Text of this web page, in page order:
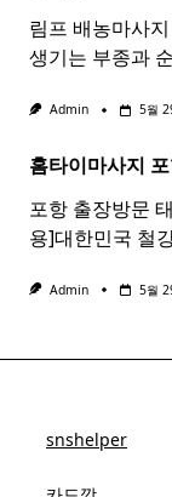
림프 배농마사
생기는 부종과
Admin 5월
홈타이마사지
포항 출장방문
용]대한민국 철
Admin 5월
snshelper